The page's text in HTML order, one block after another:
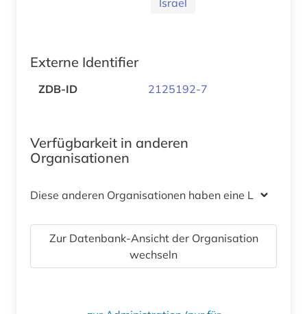
Externe Identifier
ZDB-ID 2125192-7
Verfügbarkeit in anderen
Organisationen
Diese anderen Organisationen haben eine Lizenz
Zur Datenbank-Ansicht der Organisation
wechseln